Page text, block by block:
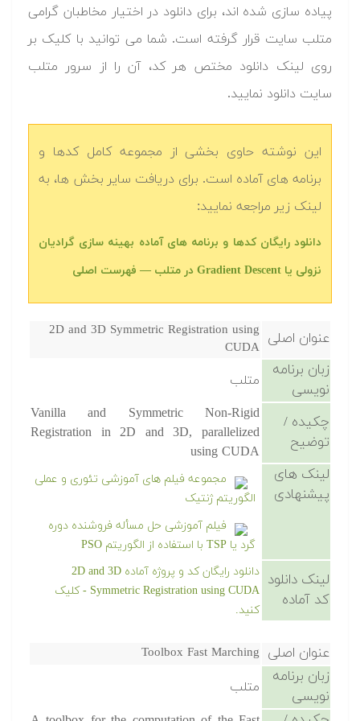
پیاده سازی شده اند، برای دانلود در اختیار مخاطبان گرامی
متلب سایت قرار گرفته است. شما می توانید با کلیک بر
روی لینک دانلود مختص هر کد، آن را از سرور متلب
سایت دانلود نمایید.‬
این نوشته حاوی بخشی از مجموعه کامل کدها و
برنامه های آماده است. برای دریافت سایر بخش ها، به
لینک زیر مراجعه نمایید:
دانلود رایگان کدها و برنامه های آماده بهینه سازی گرادیان
نزولی یا Gradient Descent در متلب‬‬ — فهرست اصلی
عنوان اصلی 2D and 3D Symmetric Registration using
CUDA
زبان برنامه
نویسی
متلب
چکیده /
توضیح
Vanilla and Symmetric Non-Rigid
Registration in 2D and 3D, parallelized
using CUDA
لینک های
پیشنهادی
مجموعه فیلم های آموزشی تئوری و عملی
الگوریتم ژنتیک
فیلم آموزشی حل مسأله فروشنده دوره
گرد یا TSP با استفاده از الگوریتم PSO
لینک دانلود
کد آماده
دانلود رایگان کد و پروژه آماده 2D and 3D
Symmetric Registration using CUDA - کلیک
کنید.
عنوان اصلی Toolbox Fast Marching
زبان برنامه
نویسی
متلب